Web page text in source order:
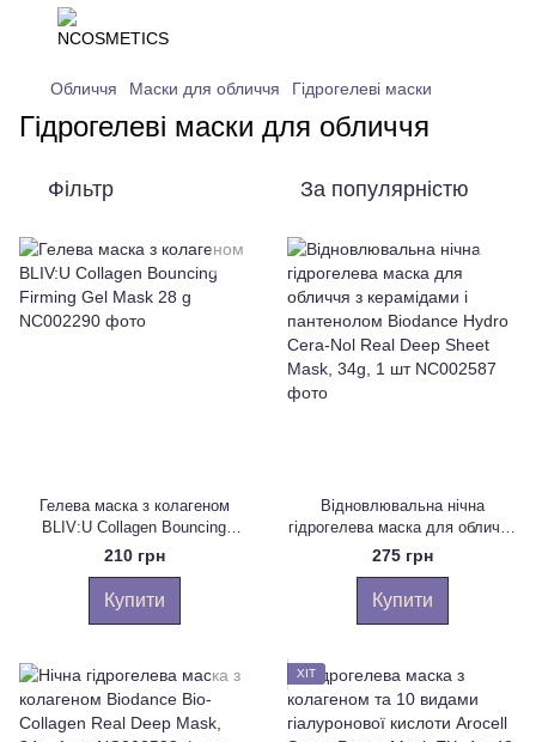
Обличчя Маски для обличчя Гідрогелеві маски
Гідрогелеві маски для обличчя
Фільтр За популярністю
Гелева маска з колагеном
BLIV:U Collagen Bouncing
Firming Gel Mask 28 g
210 грн
Купити
Відновлювальна нічна
гідрогелева маска для обличчя
з керамідами і пантенолом
Biodance Hydro Cera-Nol Real
Deep Sheet Mask, 34g, 1 шт
275 грн
Купити
ХІТ